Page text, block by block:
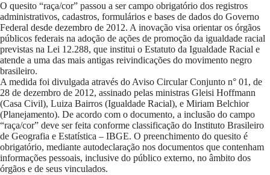
O quesito “raça/cor” passou a ser campo obrigatório dos registros
administrativos, cadastros, formulários e bases de dados do Governo
Federal desde dezembro de 2012. A inovação visa orientar os órgãos
públicos federais na adoção de ações de promoção da igualdade racial
previstas na Lei 12.288, que institui o Estatuto da Igualdade Racial e
atende a uma das mais antigas reivindicações do movimento negro
brasileiro.
A medida foi divulgada através do Aviso Circular Conjunto n° 01, de
28 de dezembro de 2012, assinado pelas ministras Gleisi Hoffmann
(Casa Civil), Luiza Bairros (Igualdade Racial), e Miriam Belchior
(Planejamento). De acordo com o documento, a inclusão do campo
“raça/cor” deve ser feita conforme classificação do Instituto Brasileiro
de Geografia e Estatística – IBGE. O preenchimento do quesito é
obrigatório, mediante autodeclaração nos documentos que contenham
informações pessoais, inclusive do público externo, no âmbito dos
órgãos e de seus vinculados.